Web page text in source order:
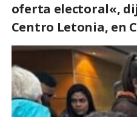
oferta electoral«,
Centro Letonia, en